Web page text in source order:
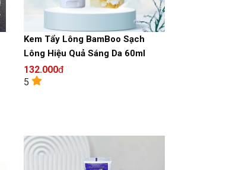
Kem Tẩy Lông BamBoo Sạch
Lông Hiệu Quả Sáng Da 60ml
132.000đ
5